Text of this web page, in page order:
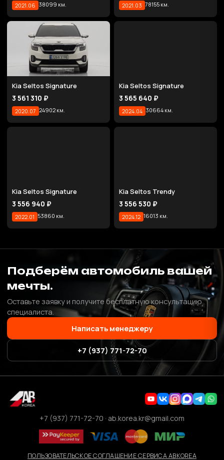
2021.06 38099 км. 2021.03 78155 км.
Kia Seltos Signature
3 561 310 ₽
2020.07 24902 км.
Kia Seltos Signature
3 565 640 ₽
2024.04 30664 км.
Kia Seltos Signature
3 556 940 ₽
2022.01 53860 км.
Kia Seltos Trendy
3 556 530 ₽
2024.12 16013 км.
Подберём автомобиль вашей
мечты.
Оставьте заявку и получите бесплатную консультацию
специалиста.
Написать менеджеру
+7 (937) 771-72-70
+7 (937) 771-72-70 · ab.korea.kr@gmail.com
ПОЛЬЗОВАТЕЛЬСКОЕ СОГЛАШЕНИЕ СЕРВИСА ABKOREA